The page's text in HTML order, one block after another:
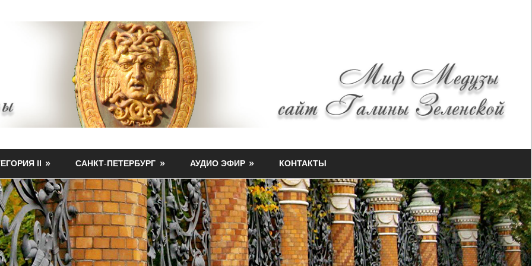
II САНКТ-ПЕТЕРБУРГ АУДИО ЭФИР КОНТАКТЫ